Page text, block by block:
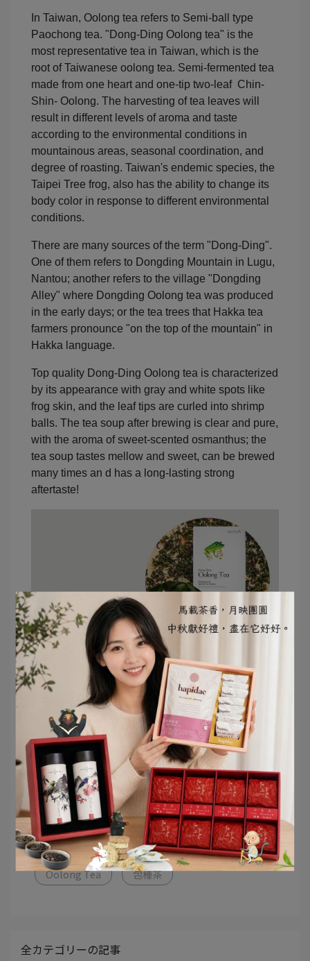
In Taiwan, Oolong tea refers to Semi-ball type
Paochong tea. "Dong-Ding Oolong tea" is the
most representative tea in Taiwan, which is the
root of Taiwanese oolong tea. Semi-fermented tea
made from one heart and one-tip two-leaf Chin-
Shin- Oolong. The harvesting of tea leaves will
result in different levels of aroma and taste
according to the environmental conditions in
mountainous areas, seasonal coordination, and
degree of roasting. Taiwan's endemic species, the
Taipei Tree frog, also has the ability to change its
body color in response to different environmental
conditions.
There are many sources of the term "Dong-Ding".
One of them refers to Dongding Mountain in Lugu,
Nantou; another refers to the village "Dongding
Alley" where Dongding Oolong tea was produced
in the early days; or the tea trees that Hakka tea
farmers pronounce "on the top of the mountain" in
Hakka language.
Top quality Dong-Ding Oolong tea is characterized
by its appearance with gray and white spots like
frog skin, and the leaf tips are curled into shrimp
balls. The tea soup after brewing is clear and pure,
with the aroma of sweet-scented osmanthus; the
tea soup tastes mellow and sweet, can be brewed
many times an d has a long-lasting strong
aftertaste!
記事カテゴリー 凍頂烏龍茶
Oolong Tea 包種茶
全カテゴリーの記事